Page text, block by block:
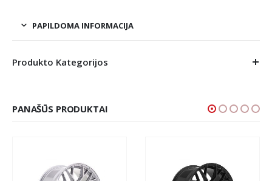
PAPILDOMA INFORMACIJA
Produkto Kategorijos
PANAŠŪS PRODUKTAI